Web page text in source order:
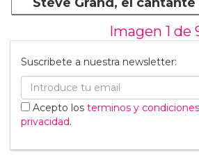
Imagen 1 de
Suscribete a nuestra newsletter:
Acepto los terminos y condiciones
privacidad.